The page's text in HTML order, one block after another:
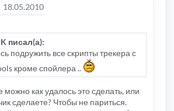
Сообщение
18.05.2010
писал(а):
подружить все скрипты трекера с
кроме спойлера ..
как удалось это сделать, или
сделаете? Чтобы не париться.